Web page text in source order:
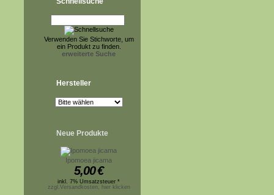
Verwenden Sie Stichworte, um
ein Produkt zu finden.
erweiterte Suche
Hersteller
Neue Produkte
Ipomoea jicama
5,00€
inkl. 7% Umsatzsteuer *
zzgl.Versandkosten, hier klicken